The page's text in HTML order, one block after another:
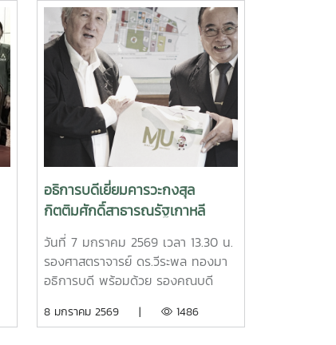
และพัฒนาวิชาการ และผู้บริหาร
อาจารย์วิทยาลัยนานาชาติ ให้การ
ต้อนรับ Dr. Wen-Goang Yang รอง
อธิการบดี พร้อมผู้บริหารจาก
Chaoyang University of
Technology ไต้หวัน ในโอกาสเยือน
มหาวิทยาลัยแม่โจ้เพื่อหารือความ
ก้าวหน้าในการจัดตั้งฐานปฏิบัติการ
International Talent Circulation
Base (INTECT Base) ณ
มหาวิทยาลัยแม่โจ้ จังหวัดเชียงใหม่
INTECT Base เป็นหน่วยงานที่จัดตั้ง
ขึ้นโดยกระทรวงศึกษาธิการไต้หวัน
(MOE) เพื่อเป็นหน่วยงานในการขับ
เคลื่อน โครงการ International
Special Program (INTENSE
อธิการบดีเยี่ยมคารวะกงสุล
กิตติมศักดิ์สาธารณรัฐเกาหลี
ประจำจังหวัดเชียงใหม่ เนื่องใน
โอกาสสวัสดีปีใหม่ 2569
วันที่ 7 มกราคม 2569 เวลา 13.30 น.
รองศาสตราจารย์ ดร.วีระพล ทองมา
อธิการบดี พร้อมด้วย รองคณบดี
วิเทศสัมพันธ์ เข้าพบ คุณวัชระ ตัน
8 มกราคม 2569 | 1486